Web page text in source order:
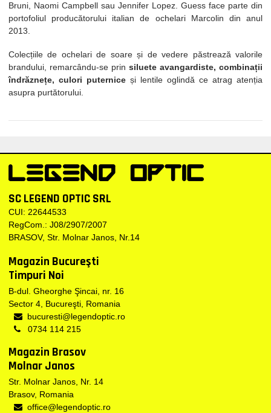
Bruni, Naomi Campbell sau Jennifer Lopez. Guess face parte din
portofoliul producătorului italian de ochelari Marcolin din anul
2013.
Colecțiile de ochelari de soare și de vedere păstrează valorile
brandului, remarcându-se prinsiluete avangardiste, combinații
îndrăznețe, culori puterniceși lentile oglindă ce atrag atenția
asupra purtătorului.
SC LEGEND OPTIC SRL
CUI: 22644533
RegCom.: J08/2907/2007
BRASOV, Str. Molnar Janos, Nr.14
Magazin Bucureşti
Timpuri Noi
B-dul. Gheorghe Şincai, nr. 16
Sector 4, Bucureşti, Romania
bucuresti@legendoptic.ro
0734 114 215
Magazin Brasov
Molnar Janos
Str. Molnar Janos, Nr. 14
Brasov, Romania
office@legendoptic.ro